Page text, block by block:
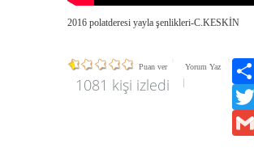
2016 polatderesi yayla şenlikleri-C.KESKİN
Puan ver Yorum Yaz
1081 kişi izledi